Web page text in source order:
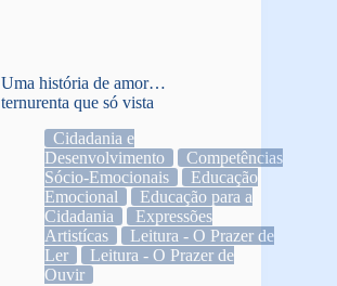
Uma história de amor…
ternurenta que só vista
Cidadania e
Desenvolvimento
Competências
Sócio-Emocionais
Educação
Emocional
Educação para a
Cidadania
Expressões
Artistícas
Leitura - O Prazer de
Ler
Leitura - O Prazer de
Ouvir